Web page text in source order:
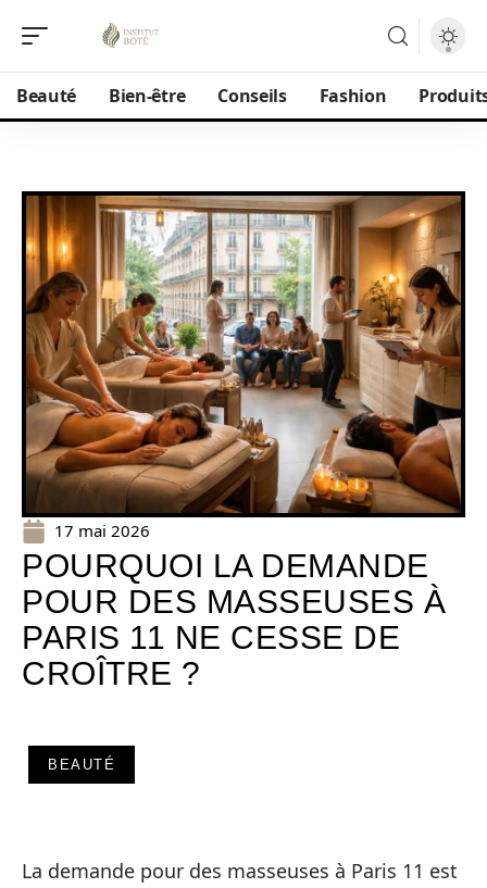
Beauté Bien-être Conseils Fashion
17 mai 2026
POURQUOI LA DEMANDE
POUR DES MASSEUSES À
PARIS 11 NE CESSE DE
CROÎTRE ?
BEAUTÉ
La demande pour des masseuses à Paris 11 est